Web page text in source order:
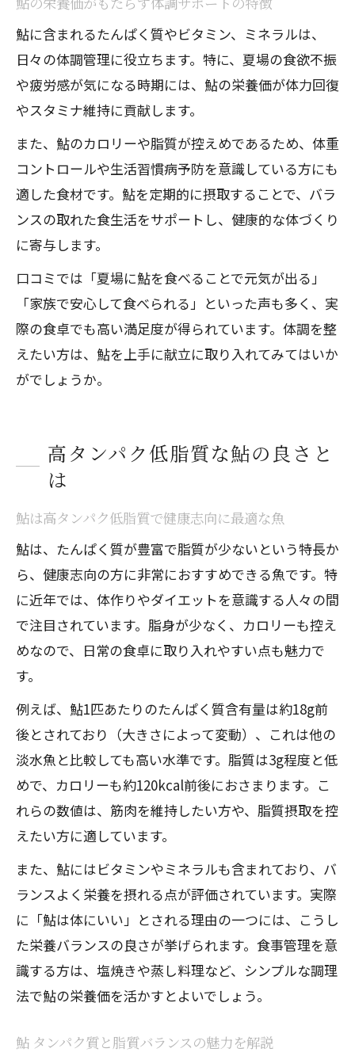
鮎に含まれるたんぱく質やビタミン、ミネラルは、
日々の体調管理に役立ちます。特に、夏場の食欲不振
や疲労感が気になる時期には、鮎の栄養価が体力回復
やスタミナ維持に貢献します。
また、鮎のカロリーや脂質が控えめであるため、体重
コントロールや生活習慣病予防を意識している方にも
適した食材です。鮎を定期的に摂取することで、バラ
ンスの取れた食生活をサポートし、健康的な体づくり
に寄与します。
口コミでは「夏場に鮎を食べることで元気が出る」
「家族で安心して食べられる」といった声も多く、実
際の食卓でも高い満足度が得られています。体調を整
えたい方は、鮎を上手に献立に取り入れてみてはいか
がでしょうか。
高タンパク低脂質な鮎の良さと
は
鮎は高タンパク低脂質で健康志向に最適な魚
鮎は、たんぱく質が豊富で脂質が少ないという特長か
ら、健康志向の方に非常におすすめできる魚です。特
に近年では、体作りやダイエットを意識する人々の間
で注目されています。脂身が少なく、カロリーも控え
めなので、日常の食卓に取り入れやすい点も魅力で
す。
例えば、鮎1匹あたりのたんぱく質含有量は約18g前
後とされており（大きさによって変動）、これは他の
淡水魚と比較しても高い水準です。脂質は3g程度と低
めで、カロリーも約120kcal前後におさまります。こ
れらの数値は、筋肉を維持したい方や、脂質摂取を控
えたい方に適しています。
また、鮎にはビタミンやミネラルも含まれており、バ
ランスよく栄養を摂れる点が評価されています。実際
に「鮎は体にいい」とされる理由の一つには、こうし
た栄養バランスの良さが挙げられます。食事管理を意
識する方は、塩焼きや蒸し料理など、シンプルな調理
法で鮎の栄養価を活かすとよいでしょう。
鮎 タンパク質と脂質バランスの魅力を解説